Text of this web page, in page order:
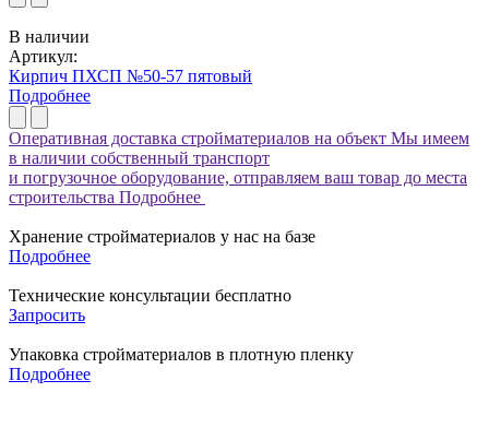
В наличии
Артикул:
Кирпич ПХСП №50-57 пятовый
Подробнее
Оперативная доставка стройматериалов на объект Мы имеем
в наличии собственный транспорт
и погрузочное оборудование, отправляем ваш товар до места
строительства Подробнее
Хранение стройматериалов у нас на базе
Подробнее
Технические консультации бесплатно
Запросить
Упаковка стройматериалов в плотную пленку
Подробнее